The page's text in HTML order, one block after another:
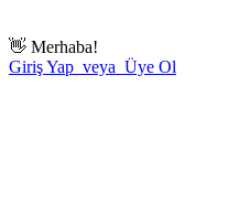
👋 Merhaba!
Giriş Yap veya Üye Ol